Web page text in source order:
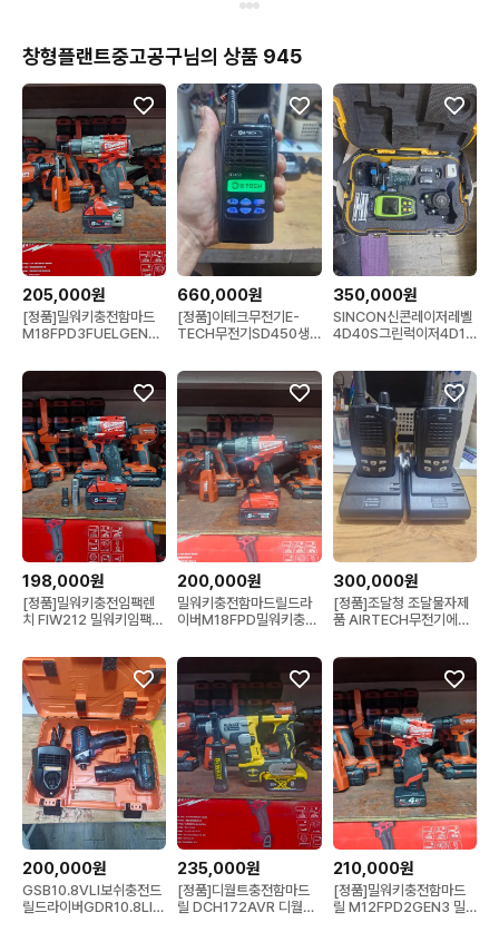
창형플랜트중고공구님의 상품 945
205,000원
[정품]밀워키충전함마드
M18FPD3FUELGEN4
660,000원
[정품]이테크무전기E-
TECH무전기SD450생
쎄트
350,000원
SINCON신콘레이저레벨
4D40S그린럭이저4D16
198,000원
[정품]밀워키충전임팩렌
치 FIW212 밀워키임팩렌
속도조절 밀워키충전임팩
드릴 S급 S51번
200,000원
밀워키충전함마드릴드라
이버M18FPD밀워키충전
드릴 최강토크 미사용신품
300,000원
[정품]조달청 조달물자제
품 AIRTECH무전기에어
방수디지털무전기 UHF
업무용무전기 2개1조 완
쎄트
200,000원
GSB10.8VLI보쉬충전드
릴드라이버GDR10.8LI충
235,000원
[정품]디월트충전함마드
릴 DCH172AVR 디월트
210,000원
[정품]밀워키충전함마드
릴 M12FPD2GEN3 밀